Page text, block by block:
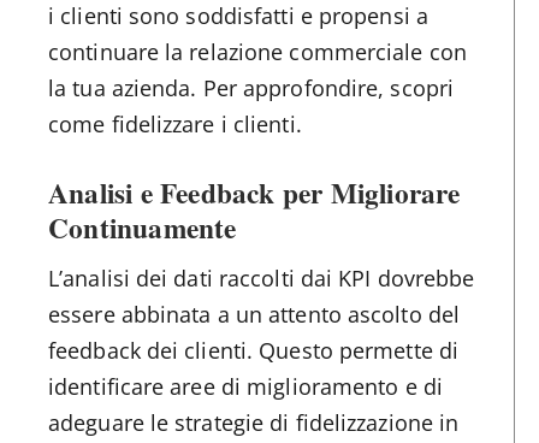
i clienti sono soddisfatti e propensi a
continuare la relazione commerciale con
la tua azienda. Per approfondire, scopri
come fidelizzare i clienti.
Analisi e Feedback per Migliorare
Continuamente
L’analisi dei dati raccolti dai KPI dovrebbe
essere abbinata a un attento ascolto del
feedback dei clienti. Questo permette di
identificare aree di miglioramento e di
adeguare le strategie di fidelizzazione in